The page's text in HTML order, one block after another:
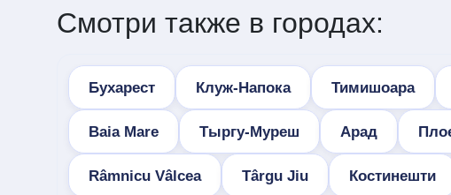
Смотри также в городах:
Бухарест Клуж-Напока Тимишоара
Baia Mare Тыргу-Муреш Арад
Râmnicu Vâlcea Târgu Jiu Костинешти